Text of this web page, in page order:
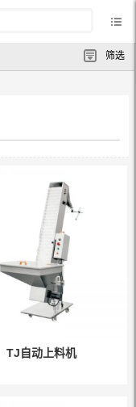
筛选
TJ自动上料机